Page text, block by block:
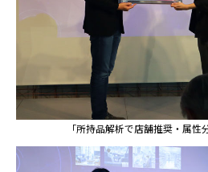
「所持品解析で店舗推奨・属性